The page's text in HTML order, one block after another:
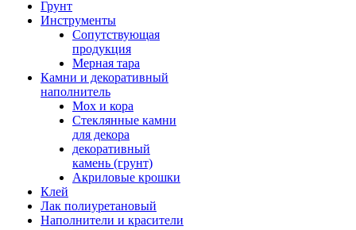
Грунт
Инструменты
Сопутствующая
продукция
Мерная тара
Камни и декоративный
наполнитель
Мох и кора
Стеклянные камни
для декора
декоративный
камень (грунт)
Акриловые крошки
Клей
Лак полиуретановый
Наполнители и красители